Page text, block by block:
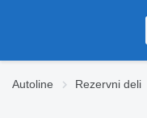
Autoline Rezervni deli